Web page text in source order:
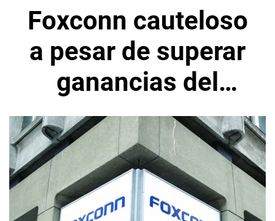
Foxconn cauteloso
a pesar de superar
ganancias del
segundo trimestre